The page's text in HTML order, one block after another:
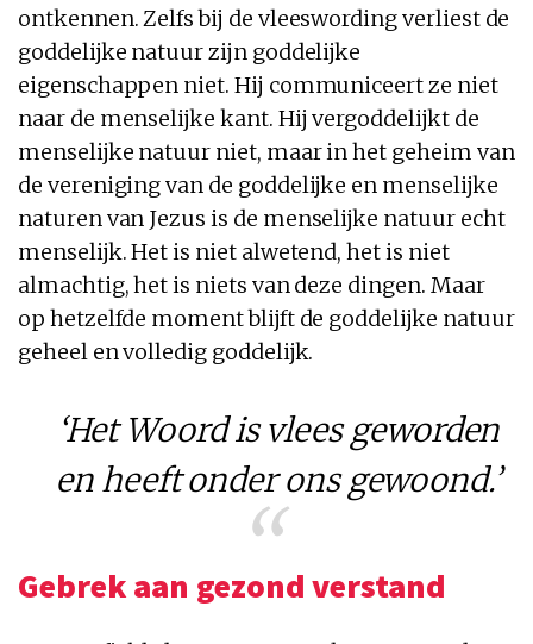
ontkennen. Zelfs bij de vleeswording verliest de
goddelijke natuur zijn goddelijke
eigenschappen niet. Hij communiceert ze niet
naar de menselijke kant. Hij vergoddelijkt de
menselijke natuur niet, maar in het geheim van
de vereniging van de goddelijke en menselijke
naturen van Jezus is de menselijke natuur echt
menselijk. Het is niet alwetend, het is niet
almachtig, het is niets van deze dingen. Maar
op hetzelfde moment blijft de goddelijke natuur
geheel en volledig goddelijk.
‘Het Woord is vlees geworden
en heeft onder ons gewoond.’
Gebrek aan gezond verstand